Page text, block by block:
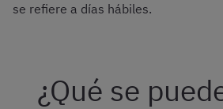
se refiere a días hábiles.
¿Qué se